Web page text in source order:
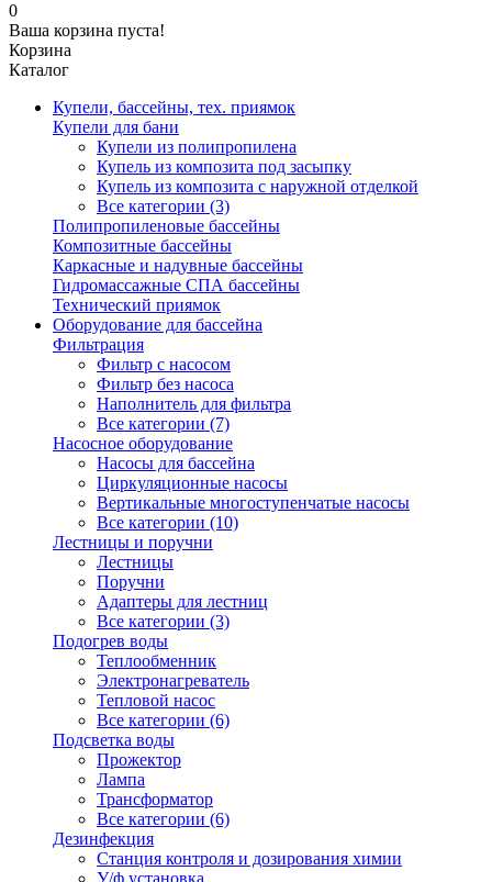
0
Ваша корзина пуста!
Корзина
Каталог
Купели, бассейны, тех. приямок
Купели для бани
Купели из полипропилена
Купель из композита под засыпку
Купель из композита с наружной отделкой
Все категории (3)
Полипропиленовые бассейны
Композитные бассейны
Каркасные и надувные бассейны
Гидромассажные СПА бассейны
Технический приямок
Оборудование для бассейна
Фильтрация
Фильтр с насосом
Фильтр без насоса
Наполнитель для фильтра
Все категории (7)
Насосное оборудование
Насосы для бассейна
Циркуляционные насосы
Вертикальные многоступенчатые насосы
Все категории (10)
Лестницы и поручни
Лестницы
Поручни
Адаптеры для лестниц
Все категории (3)
Подогрев воды
Теплообменник
Электронагреватель
Тепловой насос
Все категории (6)
Подсветка воды
Прожектор
Лампа
Трансформатор
Все категории (6)
Дезинфекция
Станция контроля и дозирования химии
У/ф установка